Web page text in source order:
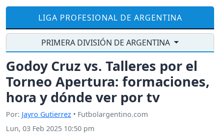
LIGA PROFESIONAL DE ARGENTINA
PRIMERA DIVISIÓN DE ARGENTINA
Godoy Cruz vs. Talleres por el
Torneo Apertura: formaciones,
hora y dónde ver por tv
Por: Jayro Gutierrez • Futbolargentino.com
Lun, 03 Feb 2025 10:50 pm